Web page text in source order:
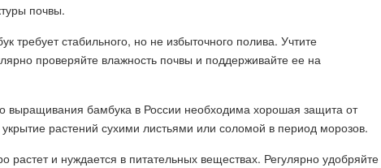
почвы.
требует стабильного, но не избыточного полива. Учтите
проверяйте влажность почвы и поддерживайте ее на
выращивания бамбука в России необходима хорошая защита от
растений сухими листьями или соломой в период морозов.
растет и нуждается в питательных веществах. Регулярно удобряйте